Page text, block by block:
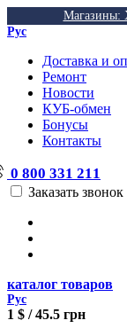
Магазины:
Рус
Доставка и
Ремонт
Новости
КУБ-обмен
Бонусы
Контакты
0 800 331 211
Заказать звонок
каталог товаров
Рус
1 $ / 45.5 грн